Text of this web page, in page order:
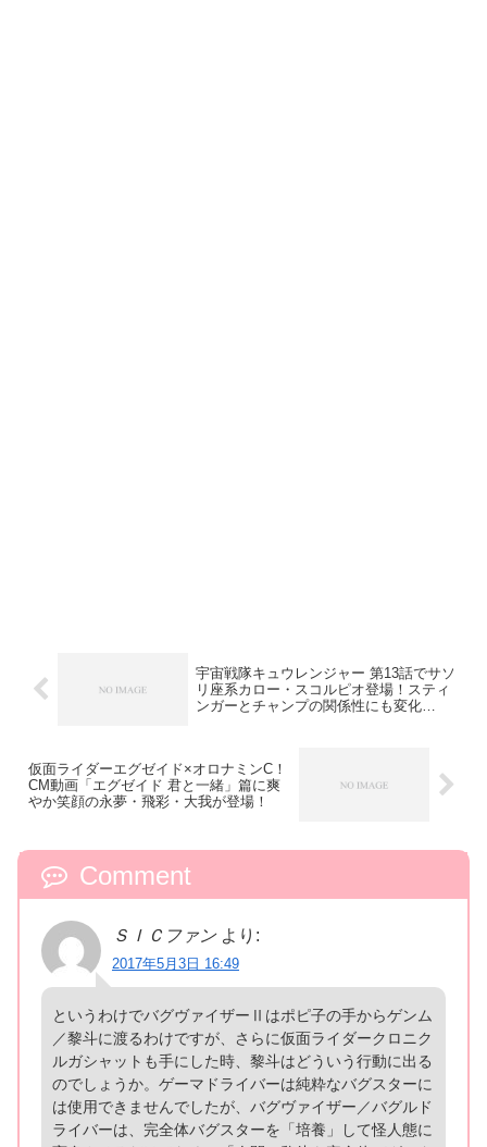
宇宙戦隊キュウレンジャー 第13話でサソ
リ座系カロー・スコルピオ登場！スティ
ンガーとチャンプの関係性にも変化
仮面ライダーエグゼイド×オロナミンC！
CM動画「エグゼイド 君と一緒」篇に爽
やか笑顔の永夢・飛彩・大我が登場！
Comment
ＳＩＣファン より:
2017年5月3日 16:49
というわけでバグヴァイザーⅡはポピ子の手からゲンム
／黎斗に渡るわけですが、さらに仮面ライダークロニク
ルガシャットも手にした時、黎斗はどういう行動に出る
のでしょうか。ゲーマドライバーは純粋なバグスターに
は使用できませんでしたが、バグヴァイザー／バグルド
ライバーは、完全体バグスターを「培養」して怪人態に